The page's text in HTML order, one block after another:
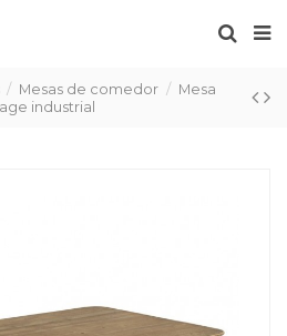
Mesas de comedor
Mesa
industrial